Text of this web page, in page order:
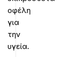
οφέλη
για
την
υγεία.